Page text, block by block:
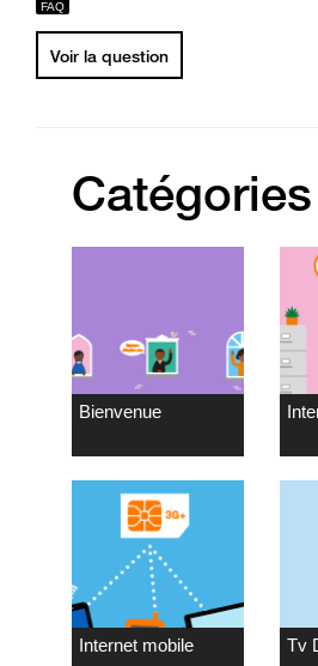
Voir la question
Catégories
Bienvenue
Internet mobile Tv